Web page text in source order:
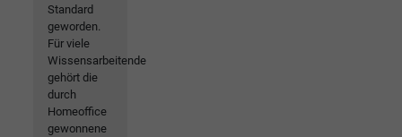
Standard
geworden.
Für viele
Wissensarbeitende
gehört die
durch
Homeoffice
gewonnene